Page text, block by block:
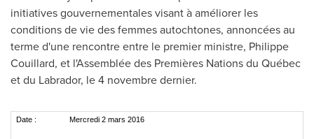
initiatives gouvernementales visant à améliorer les
conditions de vie des femmes autochtones, annoncées au
terme d'une rencontre entre le premier ministre, Philippe
Couillard, et l'Assemblée des Premières Nations du Québec
et du Labrador, le 4 novembre dernier.
Date : Mercredi 2 mars 2016